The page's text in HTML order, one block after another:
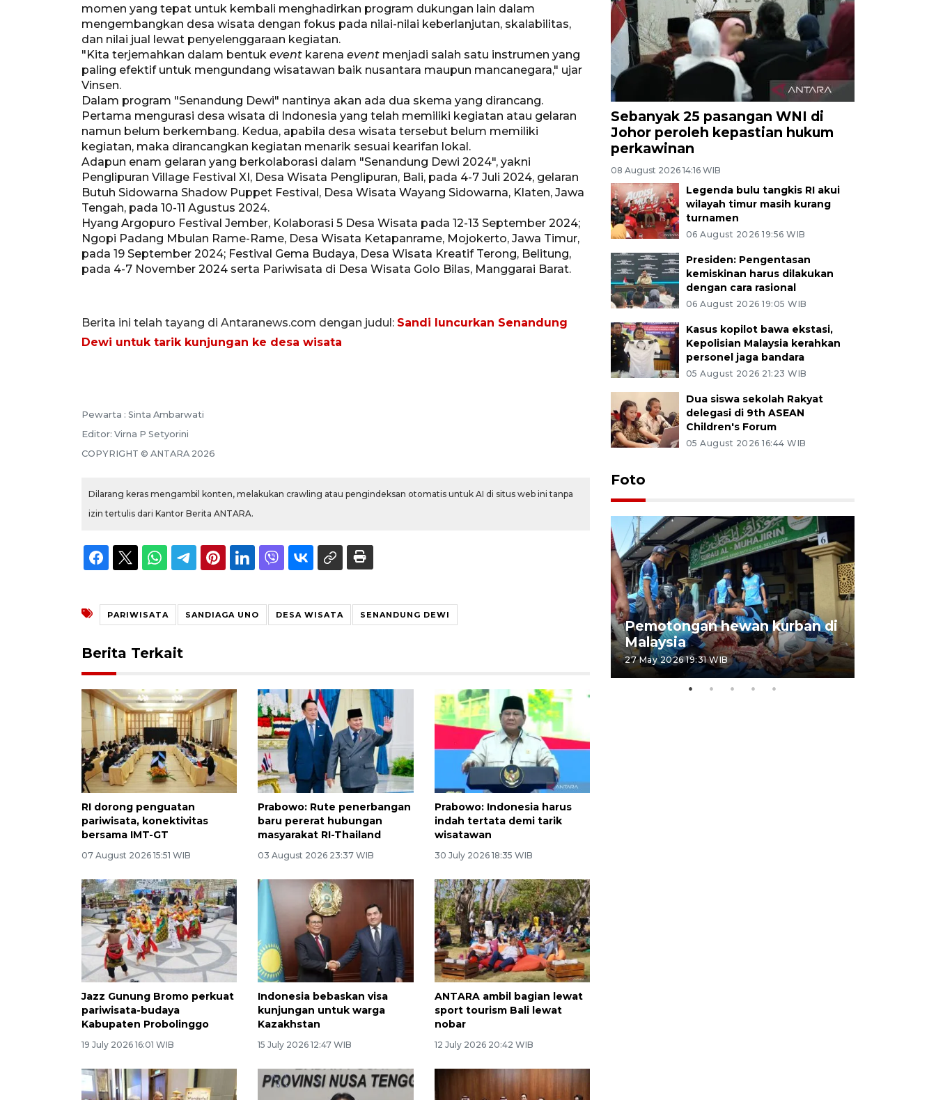
momen yang tepat untuk kembali menghadirkan program dukungan lain dalam
mengembangkan desa wisata dengan fokus pada nilai-nilai keberlanjutan, skalabilitas,
dan nilai jual lewat penyelenggaraan kegiatan.
"Kita terjemahkan dalam bentuk event karena event menjadi salah satu instrumen yang
paling efektif untuk mengundang wisatawan baik nusantara maupun mancanegara," ujar
Vinsen.
Dalam program "Senandung Dewi" nantinya akan ada dua skema yang dirancang.
Pertama mengurasi desa wisata di Indonesia yang telah memiliki kegiatan atau gelaran
namun belum berkembang. Kedua, apabila desa wisata tersebut belum memiliki
kegiatan, maka dirancangkan kegiatan menarik sesuai kearifan lokal.
Adapun enam gelaran yang berkolaborasi dalam "Senandung Dewi 2024", yakni
Penglipuran Village Festival XI, Desa Wisata Penglipuran, Bali, pada 4-7 Juli 2024, gelaran
Butuh Sidowarna Shadow Puppet Festival, Desa Wisata Wayang Sidowarna, Klaten, Jawa
Tengah, pada 10-11 Agustus 2024.
Hyang Argopuro Festival Jember, Kolaborasi 5 Desa Wisata pada 12-13 September 2024;
Ngopi Padang Mbulan Rame-Rame, Desa Wisata Ketapanrame, Mojokerto, Jawa Timur,
pada 19 September 2024; Festival Gema Budaya, Desa Wisata Kreatif Terong, Belitung,
pada 4-7 November 2024 serta Pariwisata di Desa Wisata Golo Bilas, Manggarai Barat.
Berita ini telah tayang di Antaranews.com dengan judul: Sandi luncurkan Senandung
Dewi untuk tarik kunjungan ke desa wisata
Pewarta : Sinta Ambarwati
Editor: Virna P Setyorini
COPYRIGHT © ANTARA 2026
Dilarang keras mengambil konten, melakukan crawling atau pengindeksan otomatis untuk AI di situs web ini tanpa
izin tertulis dari Kantor Berita ANTARA.
PARIWISATA SANDIAGA UNO DESA WISATA SENANDUNG DEWI
Berita Terkait
RI dorong penguatan
pariwisata, konektivitas
bersama IMT-GT
07 August 2026 15:51 WIB
Prabowo: Rute penerbangan
baru pererat hubungan
masyarakat RI-Thailand
03 August 2026 23:37 WIB
Prabowo: Indonesia harus
indah tertata demi tarik
wisatawan
30 July 2026 18:35 WIB
Jazz Gunung Bromo perkuat
pariwisata-budaya
Kabupaten Probolinggo
19 July 2026 16:01 WIB
Indonesia bebaskan visa
kunjungan untuk warga
Kazakhstan
15 July 2026 12:47 WIB
ANTARA ambil bagian lewat
sport tourism Bali lewat
nobar
12 July 2026 20:42 WIB
Sebanyak 25 pasangan WNI di
Johor peroleh kepastian hukum
perkawinan
08 August 2026 14:16 WIB
Legenda bulu tangkis RI akui
wilayah timur masih kurang
turnamen
06 August 2026 19:56 WIB
Presiden: Pengentasan
kemiskinan harus dilakukan
dengan cara rasional
06 August 2026 19:05 WIB
Kasus kopilot bawa ekstasi,
Kepolisian Malaysia kerahkan
personel jaga bandara
05 August 2026 21:23 WIB
Dua siswa sekolah Rakyat
delegasi di 9th ASEAN
Children's Forum
05 August 2026 16:44 WIB
Foto
Pemotongan hewan kurban di
Malaysia
27 May 2026 19:31 WIB